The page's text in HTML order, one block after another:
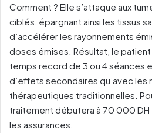
Comment ? Elle s’attaque aux
ciblés, épargnant ainsi les tissus
d’accélérer les rayonnements
doses émises. Résultat, le
temps record de 3 ou 4 séances
d’effets secondaires qu’avec les
thérapeutiques traditionnelles.
traitement débutera à 70 000
les assurances.